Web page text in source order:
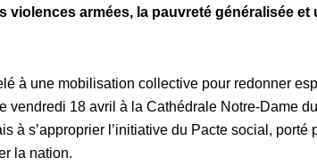
violences armées, la pauvreté généralisée
à une mobilisation collective pour redonner
vendredi 18 avril à la Cathédrale Notre-Dame
à s’approprier l’initiative du Pacte social, porté
la nation.